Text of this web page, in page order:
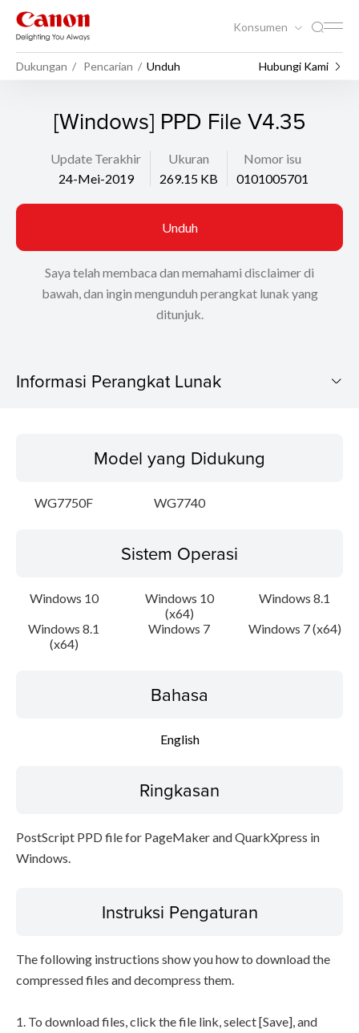
Konsumen
Dukungan Pencarian Unduh Hubungi Kami
[Windows] PPD File V4.35
Update Terakhir
24-Mei-2019
Ukuran
269.15 KB
Nomor isu
0101005701
Unduh
Saya telah membaca dan memahami disclaimer di
bawah, dan ingin mengunduh perangkat lunak yang
ditunjuk.
Informasi Perangkat Lunak
Sistem Operasi
Bahasa
Instruksi Pengaturan
Informasi File
Model yang Didukung
WG7750F WG7740
Sistem Operasi
Windows 10
Windows 10
(x64)
Windows 8.1
Windows 8.1
(x64)
Windows 7 Windows 7 (x64)
Bahasa
English
Ringkasan
PostScript PPD file for PageMaker and QuarkXpress in
Windows.
Instruksi Pengaturan
The following instructions show you how to download the
compressed files and decompress them.
1. To download files, click the file link, select [Save], and